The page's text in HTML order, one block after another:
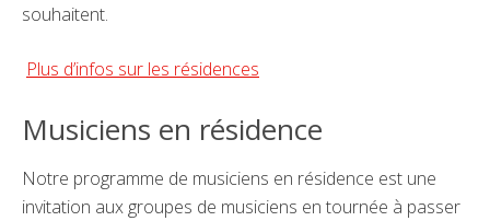
souhaitent.
Plus d’infos sur les résidences
Musiciens en résidence
Notre programme de musiciens en résidence est une
invitation aux groupes de musiciens en tournée à passer